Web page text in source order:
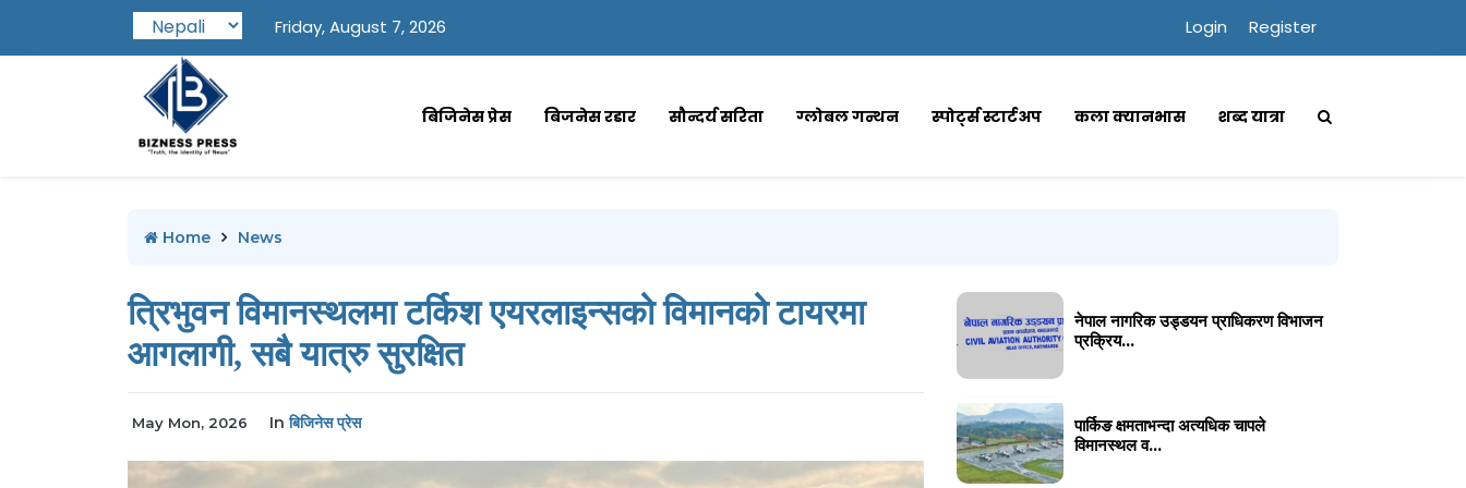
Friday, August 7, 2026 Login Register
बिजिनेस प्रेस बिजनेस रडार सौन्दर्य सरिता ग्लोबल गन्थन स्पोर्ट्स स्टार्टअप कला क्यानभास शब्द यात्रा
Home News
त्रिभुवन विमानस्थलमा टर्किश एयरलाइन्सको विमानको टायरमा
आगलागी, सबै यात्रु सुरक्षित
May Mon, 2026 Inबिजिनेस प्रेस
नेपाल नागरिक उड्डयन प्राधिकरण विभाजन
प्रक्रिय...
पार्किङ क्षमताभन्दा अत्यधिक चापले
विमानस्थल व...